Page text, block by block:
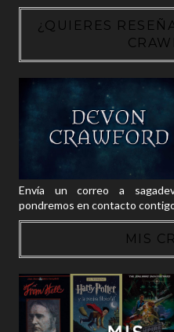
¿QUIERES
Envía un correo a
pondremos en contacto
MIS